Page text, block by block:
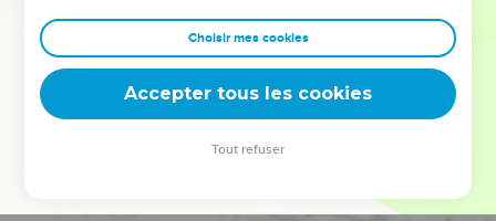
clés pour avancer avec plus de sagesse afin que leurs erreurs
deviennent vos tremplins. Que vous guidiez un ministère, une
équipe, un groupe ou une famille, leur expérience est faite
Choisir mes cookies
Accepter tous les cookies
Tout refuser